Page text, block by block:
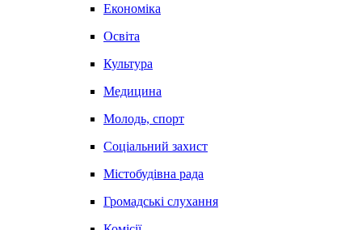
Економіка
Освіта
Культура
Медицина
Молодь, спорт
Соціальний захист
Містобудівна рада
Громадські слухання